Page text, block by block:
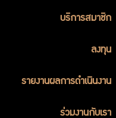
บริการสมาชิก
ลงทุน
รายงานผลการดำเนินงาน
ร่วมงานกับเรา